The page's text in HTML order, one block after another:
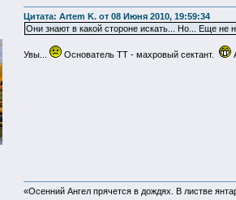
Цитата: Artem K. от 08 Июня 2010, 19:59:34
Они знают в какой стороне искать... Но... Еще не
Увы... Основатель ТТ - махровый сектант.
«Осенний Ангел прячется в дождях. В листве